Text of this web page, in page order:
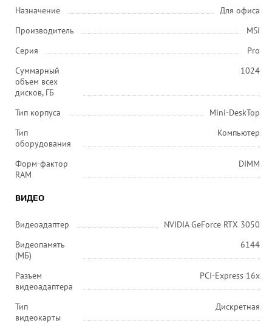
Назначение
Для офиса
Производитель
MSI
Серия
Pro
Суммарный
объем всех
дисков, ГБ
1024
Тип корпуса
Mini-DeskTop
Тип
оборудования
Компьютер
Форм-фактор
RAM
DIMM
ВИДЕО
Видеоадаптер
NVIDIA GeForce RTX 3050
Видеопамять
(МБ)
6144
Разъем
видеоадаптера
PCI-Express 16x
Тип
видеокарты
Дискретная